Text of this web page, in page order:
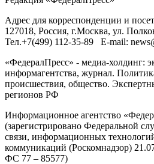
Адрес для корреспонденции и
127018, Россия, г.Москва, ул.
Тел.+7(499) 112-35-89 E-mail:
«ФедералПресс» - медиа-холдинг:
информагентства, журнал.
происшествия, общество.
регионов РФ
Информационное агентство
(зарегистрировано Федеральной
связи, информационных
коммуникаций (Роскомнадзор)
ФС 77 – 85577)